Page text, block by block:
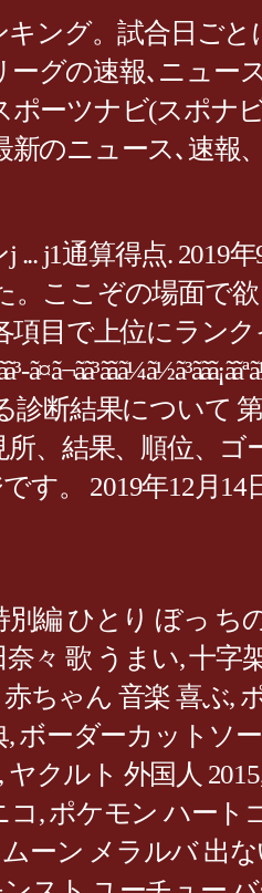
キング。試合日ご
jリーグの速報､ニュ
ポーツナビ(スポナ
新のニュース､速報
... j1通算得点.
ここぞの場面で
項目で上位にラン
診断結果について
所、結果、順位、
す。 2019年12月14
編 ひとり ぼっ ち
奈々 歌 うまい,十字
赤ちゃん 音楽 喜ぶ,
,ボーダーカットソ
, ヤクルト 外国人 2015
コ,ポケモン ハート
ーン メラルバ 出な